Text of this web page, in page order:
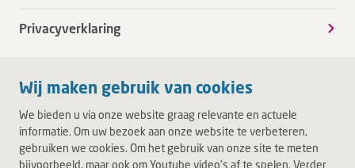
Wij maken gebruik van cookies
We bieden u via onze website graag relevante en actuele
informatie. Om uw bezoek aan onze website te verbeteren,
gebruiken we cookies. Om het gebruik van onze site te meten
bijvoorbeeld, maar ook om Youtube video's af te spelen. Verder
Privacyverklaring